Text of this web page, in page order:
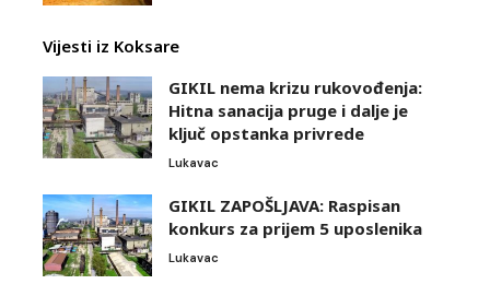
Vijesti iz Koksare
GIKIL nema krizu rukovođenja:
Hitna sanacija pruge i dalje je
ključ opstanka privrede
Lukavac
GIKIL ZAPOŠLJAVA: Raspisan
konkurs za prijem 5 uposlenika
Lukavac